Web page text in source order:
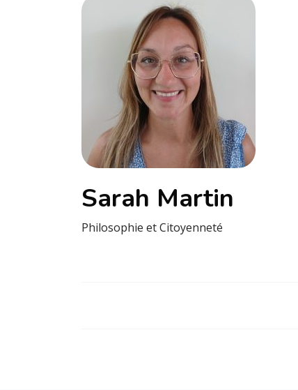
Sarah Martin
Philosophie et Citoyenneté